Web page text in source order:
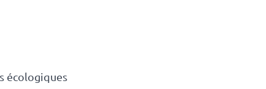
écologiques